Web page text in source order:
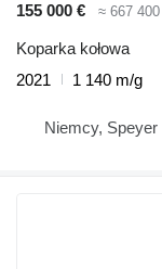
155 000 €
≈ 667 400
Koparka kołowa
2021
1 140 m/g
Niemcy, Speyer